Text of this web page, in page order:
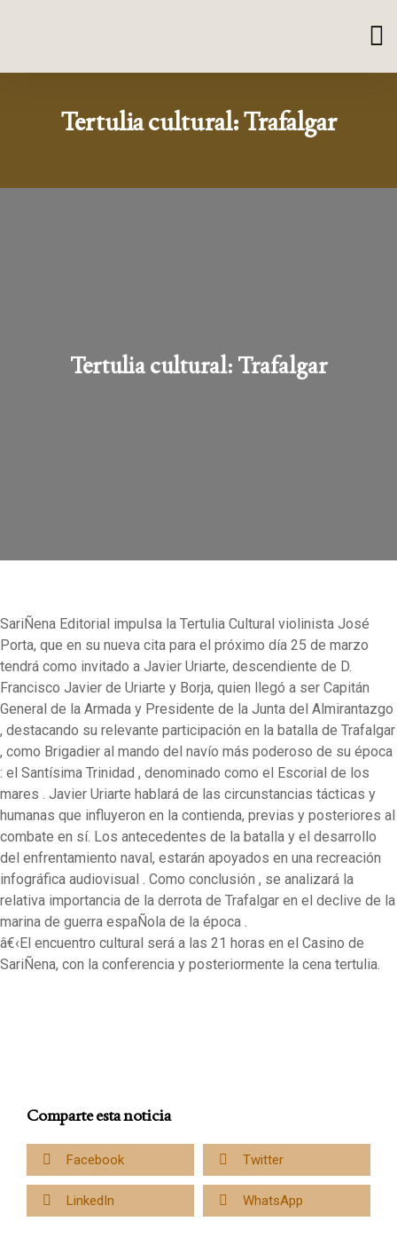
Tertulia cultural: Trafalgar
Tertulia cultural: Trafalgar
SariÑena Editorial impulsa la Tertulia Cultural violinista José
Porta, que en su nueva cita para el próximo día 25 de marzo
tendrá como invitado a Javier Uriarte, descendiente de D.
Francisco Javier de Uriarte y Borja, quien llegó a ser Capitán
General de la Armada y Presidente de la Junta del Almirantazgo
, destacando su relevante participación en la batalla de Trafalgar
, como Brigadier al mando del navío más poderoso de su época
: el Santísima Trinidad , denominado como el Escorial de los
mares . Javier Uriarte hablará de las circunstancias tácticas y
humanas que influyeron en la contienda, previas y posteriores al
combate en sí. Los antecedentes de la batalla y el desarrollo
del enfrentamiento naval, estarán apoyados en una recreación
infográfica audiovisual . Como conclusión , se analizará la
relativa importancia de la derrota de Trafalgar en el declive de la
marina de guerra espaÑola de la época .
â€‹El encuentro cultural será a las 21 horas en el Casino de
SariÑena, con la conferencia y posteriormente la cena tertulia.
Comparte esta noticia
Facebook Twitter
LinkedIn WhatsApp